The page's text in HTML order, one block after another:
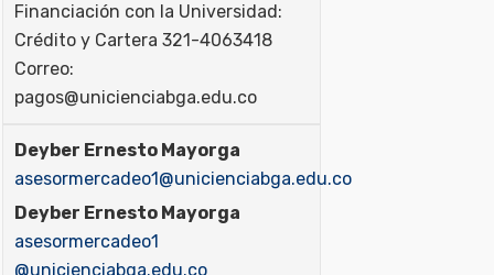
Financiación con la Universidad:
Crédito y Cartera 321-4063418
Correo:
pagos@unicienciabga.edu.co
Deyber Ernesto Mayorga
asesormercadeo1@unicienciabga.edu.co
Deyber Ernesto Mayorga
asesormercadeo1
@unicienciabga.edu.co